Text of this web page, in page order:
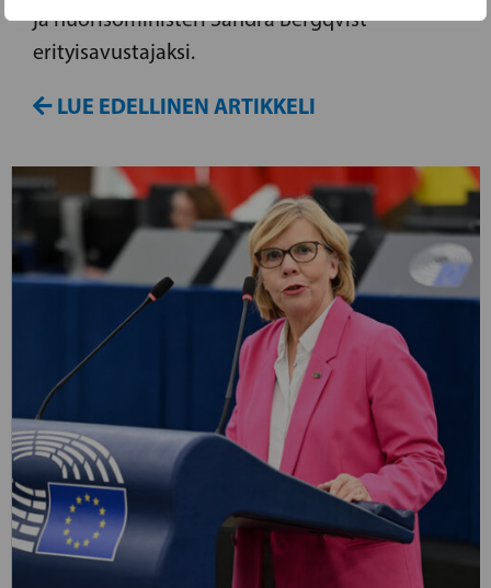
ja nuorisoministeri Sandra Bergqvist
erityisavustajaksi.
LUE EDELLINEN ARTIKKELI